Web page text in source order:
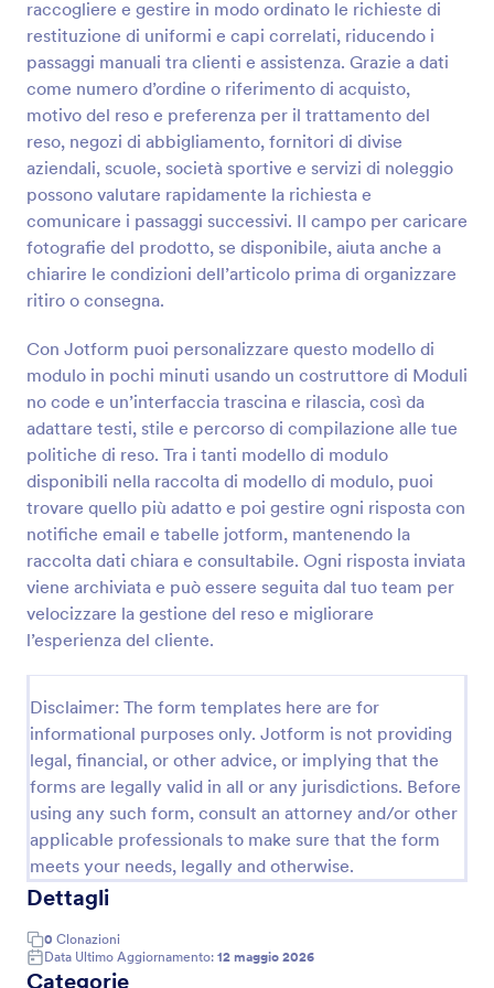
raccogliere e gestire in modo ordinato le richieste di
restituzione di uniformi e capi correlati, riducendo i
passaggi manuali tra clienti e assistenza. Grazie a dati
come numero d’ordine o riferimento di acquisto,
motivo del reso e preferenza per il trattamento del
reso, negozi di abbigliamento, fornitori di divise
aziendali, scuole, società sportive e servizi di noleggio
possono valutare rapidamente la richiesta e
comunicare i passaggi successivi. Il campo per caricare
fotografie del prodotto, se disponibile, aiuta anche a
chiarire le condizioni dell’articolo prima di organizzare
ritiro o consegna.
Con Jotform puoi personalizzare questo modello di
modulo in pochi minuti usando un costruttore di Moduli
no code e un’interfaccia trascina e rilascia, così da
adattare testi, stile e percorso di compilazione alle tue
politiche di reso. Tra i tanti modello di modulo
disponibili nella raccolta di modello di modulo, puoi
trovare quello più adatto e poi gestire ogni risposta con
notifiche email e tabelle jotform, mantenendo la
raccolta dati chiara e consultabile. Ogni risposta inviata
viene archiviata e può essere seguita dal tuo team per
velocizzare la gestione del reso e migliorare
l’esperienza del cliente.
Disclaimer: The form templates here are for
informational purposes only. Jotform is not providing
legal, financial, or other advice, or implying that the
forms are legally valid in all or any jurisdictions. Before
using any such form, consult an attorney and/or other
applicable professionals to make sure that the form
meets your needs, legally and otherwise.
Dettagli
0 Clonazioni
Data Ultimo Aggiornamento: 12 maggio 2026
Categorie
Anteprima
Raccogli e gestisci richieste di rimborso carburante
per trasferte e viaggi di lavoro con Jotform, utile per
aziende e uffici che vogliono semplificare la raccolta
dati e centralizzare ogni risposta.
Go to Category:
Moduli di Accettazione dei Rimborsi Spese
Usa Template
Anteprima